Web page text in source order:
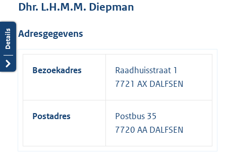
Dhr. L.H.M.M. Diepman
Adresgegevens
Bezoekadres
Raadhuisstraat 1
7721 AX DALFSEN
Postadres
Postbus 35
7720 AA DALFSEN